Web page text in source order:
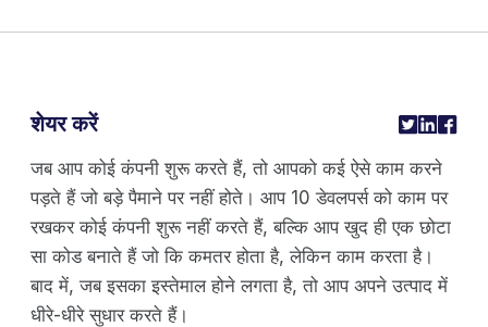
जब आप कोई कंपनी शुरू करते हैं, तो आपको कई ऐसे काम करने
पड़ते हैं जो बड़े पैमाने पर नहीं होते। आप 10 डेवलपर्स को काम पर
रखकर कोई कंपनी शुरू नहीं करते हैं, बल्कि आप खुद ही एक छोटा
सा कोड बनाते हैं जो कि कमतर होता है, लेकिन काम करता है।
बाद में, जब इसका इस्तेमाल होने लगता है, तो आप अपने उत्पाद में
धीरे-धीरे सुधार करते हैं।
शेयर करें